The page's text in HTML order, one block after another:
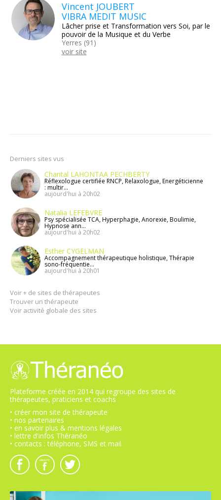
Vincent JOUBERT
VIBRA MEDIT MUSIC
Lâcher prise et Transformation vers Soi, par le
pouvoir de la Musique et du Verbe
Yerres (91)
voir site
Derniers sites vus
Chantal LAHONTAA PECHBERTY
Réflexologue certifiée RNCP, Relaxologue, Energéticienne
: multir...
aujourd'hui à 20h02
Natalia LEFEBVRE
Psy spécialisée TCA, Hyperphagie, Anorexie, Boulimie,
Hypnose ann...
aujourd'hui à 20h02
Esther CYGELMAN
Accompagnement thérapeutique holistique, Thérapie
sono-fréquentie...
aujourd'hui à 20h01
Voir + de sites de thérapeutes
Trouver un thérapeute
Voir activité globale des sites
Plateforme créée en 2014 qui regroupe des sites de
thérapeutes, praticiens et coachs
• créer mon site de thérapeute
• nos partenaires
• en savoir plus & mentions légales
• lettre d'infos Théranéo
• contacts : téléphone, SMS et mail